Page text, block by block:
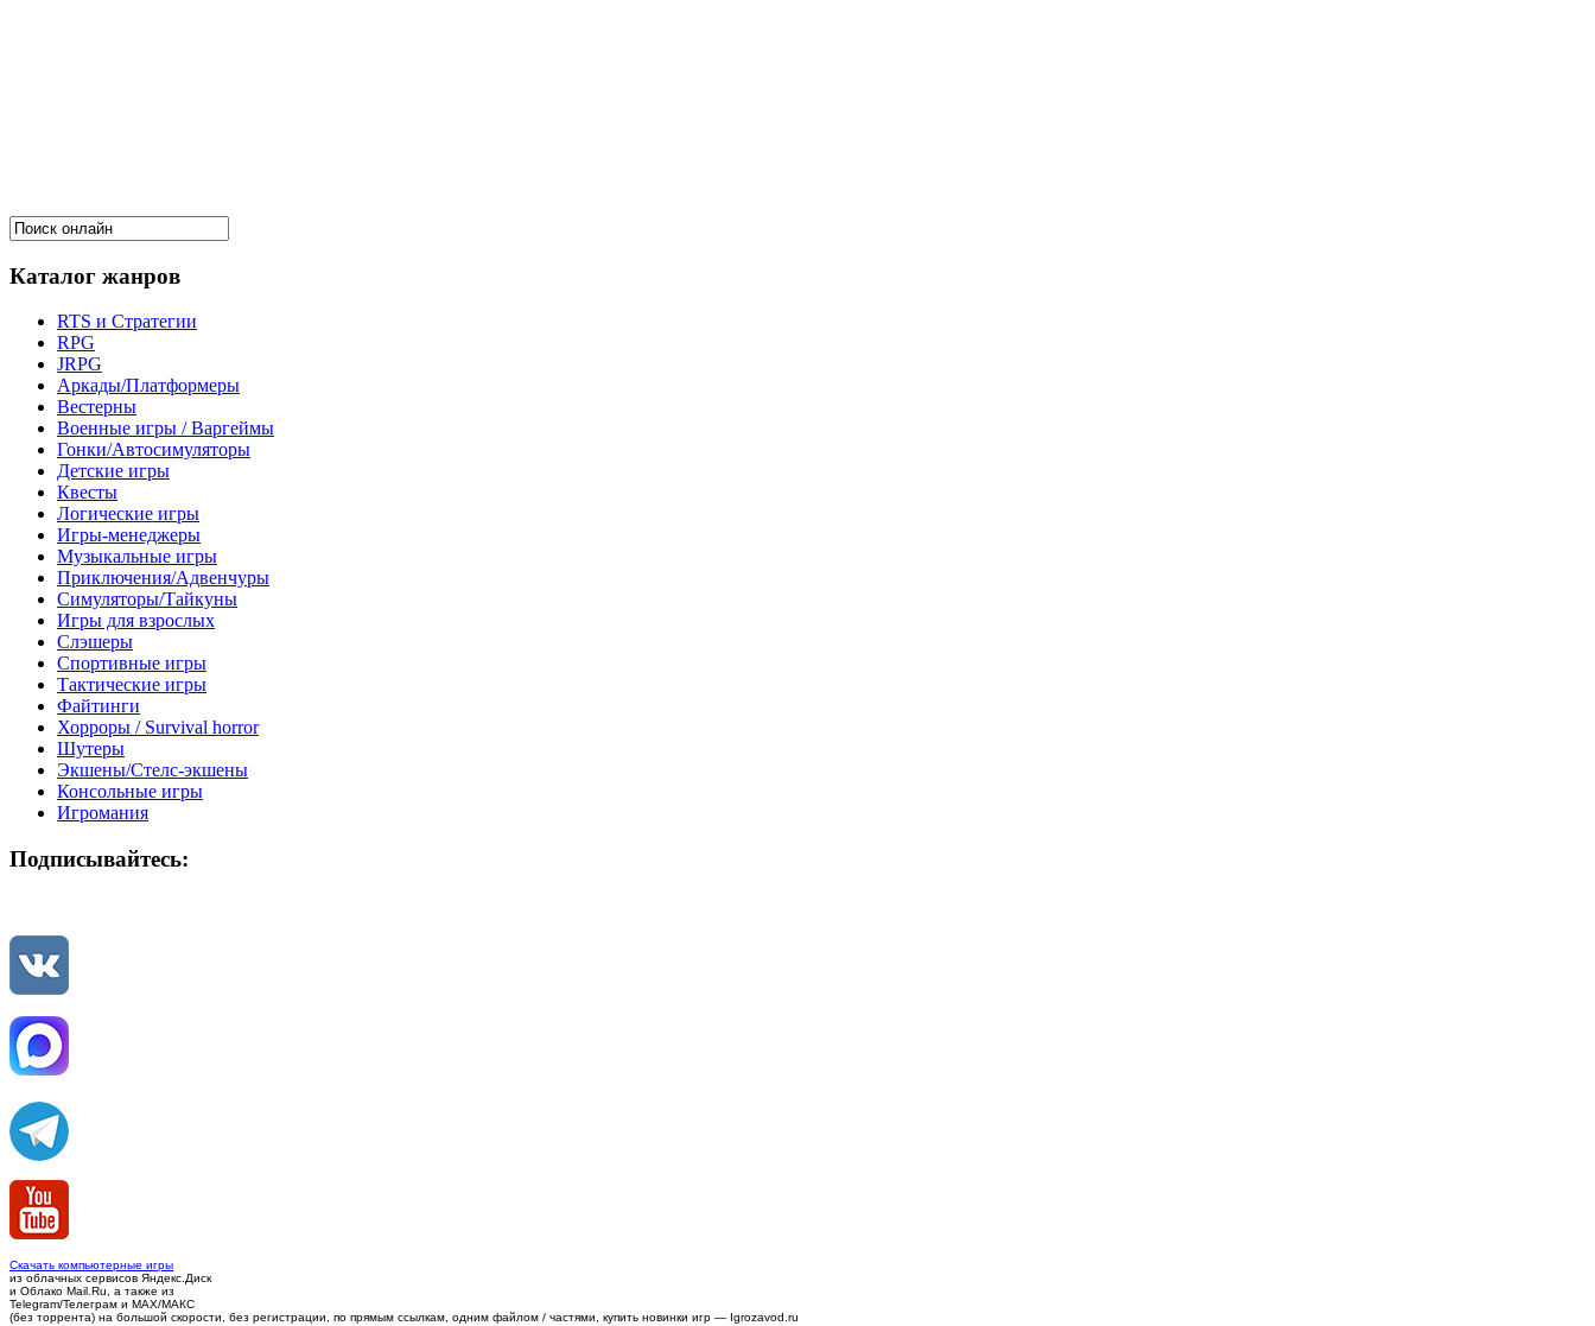
Каталог жанров
RTS и Стратегии
RPG
JRPG
Аркады/Платформеры
Вестерны
Военные игры / Варгеймы
Гонки/Автосимуляторы
Детские игры
Квесты
Логические игры
Игры-менеджеры
Музыкальные игры
Приключения/Адвенчуры
Симуляторы/Тайкуны
Игры для взрослых
Слэшеры
Спортивные игры
Тактические игры
Файтинги
Хорроры / Survival horror
Шутеры
Экшены/Стелс-экшены
Консольные игры
Игромания
Подписывайтесь:
Скачать компьютерные игры
из облачных сервисов Яндекс.Диск
и Облако Mail.Ru, а также из
Telegram/Телеграм и MAX/МАКС
(без торрента) на большой скорости, без регистрации, по прямым ссылкам, одним файлом / частями, купить новинки игр — Igrozavod.ru